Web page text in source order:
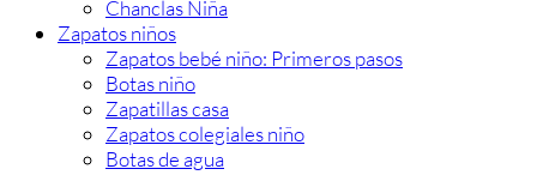
Chanclas Niña
Zapatos niños
Zapatos bebé niño: Primeros pasos
Botas niño
Zapatillas casa
Zapatos colegiales niño
Botas de agua